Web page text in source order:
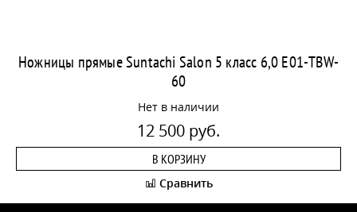
Ножницы прямые Suntachi Salon 5 класс 6,0 E01-TBW-
60
Нет в наличии
12 500 руб.
В КОРЗИНУ
Сравнить